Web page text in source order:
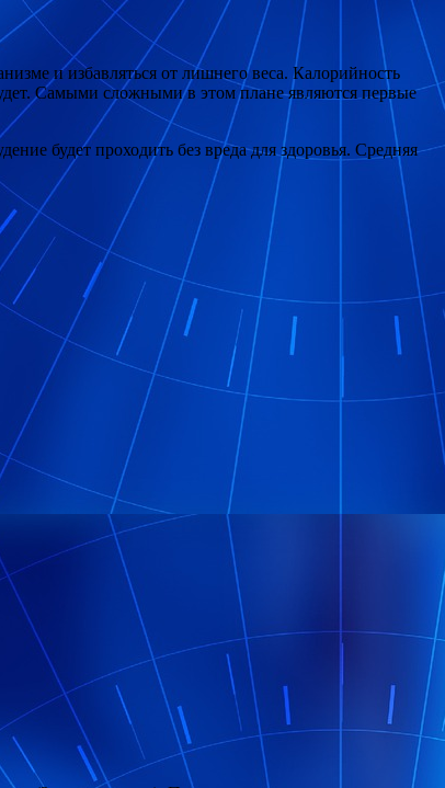
и избавляться от лишнего веса. Калорийность
Самыми сложными в этом плане являются первые
будет проходить без вреда для здоровья. Средняя